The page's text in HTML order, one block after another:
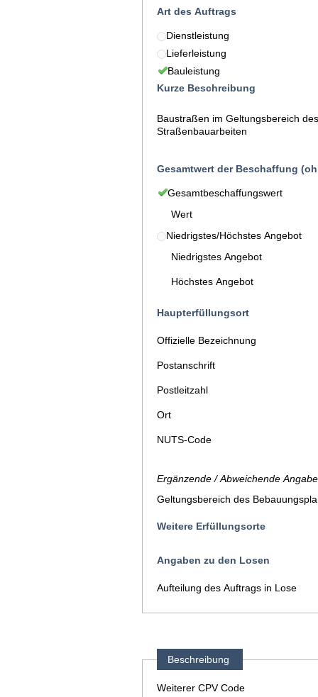
Art des Auftrags
Dienstleistung
Lieferleistung
Bauleistung
Kurze Beschreibung
Baustraßen im Geltungsbereich
Straßenbauarbeiten
Gesamtwert der Beschaffung
Gesamtbeschaffungswert
Wert
Niedrigstes/Höchstes Angebot
Niedrigstes Angebot
Höchstes Angebot
Haupterfüllungsort
Offizielle Bezeichnung
Postanschrift
Postleitzahl
Ort
NUTS-Code
Ergänzende / Abweichende
Geltungsbereich des
Weitere Erfüllungsorte
Angaben zu den Losen
Aufteilung des Auftrags in Lose
Beschreibung
Weiterer CPV Code